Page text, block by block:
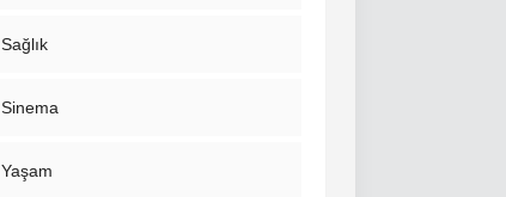
Sağlık
Sinema
Yaşam